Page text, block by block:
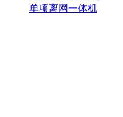
单项离网一体机